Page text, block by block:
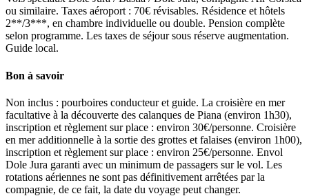
ou similaire. Taxes aéroport : 70€ révisables. Résidence et hôtels
2**/3***, en chambre individuelle ou double. Pension complète
selon programme. Les taxes de séjour sous réserve augmentation.
Guide local.
Bon à savoir
Non inclus : pourboires conducteur et guide. La croisière en mer
facultative à la découverte des calanques de Piana (environ 1h30),
inscription et règlement sur place : environ 30€/personne. Croisière
en mer additionnelle à la sortie des grottes et falaises (environ 1h00),
inscription et règlement sur place : environ 25€/personne. Envol
Dole Jura garanti avec un minimum de passagers sur le vol. Les
rotations aériennes ne sont pas définitivement arrêtées par la
compagnie, de ce fait, la date du voyage peut changer.